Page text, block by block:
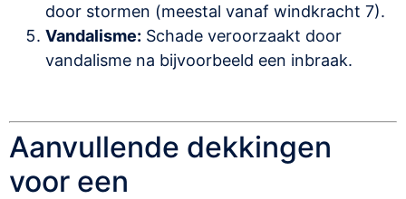
door stormen (meestal vanaf windkracht 7).
Vandalisme: Schade veroorzaakt door
vandalisme na bijvoorbeeld een inbraak.
Aanvullende dekkingen
voor een